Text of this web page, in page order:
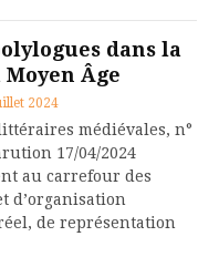
dans la
Âge
2024
médiévales, n°
17/04/2024
au carrefour des
d’organisation
de représentation